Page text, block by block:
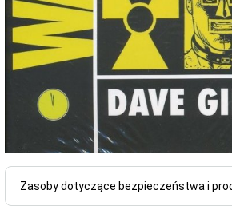
Zasoby dotyczące bezpieczeństwa i